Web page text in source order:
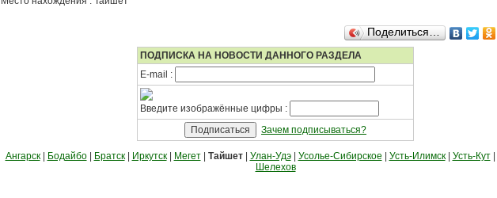
Поделиться…
ПОДПИСКА НА НОВОСТИ ДАННОГО РАЗДЕЛА
E-mail :
Введите изображённые цифры :
Зачем подписываться?
Ангарск| Бодайбо| Братск| Иркутск| Мегет| Тайшет| Улан-Удэ| Усолье-Сибирское Усть-Илимск| Усть-Кут|
Шелехов